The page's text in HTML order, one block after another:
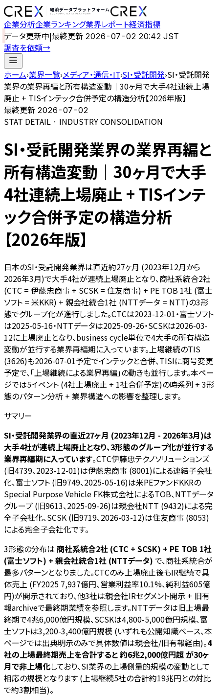
企業分析企業ランキング業界レポート経済指標
データ更新中|最終更新 2026-07-02 20:42 JST
調査を依頼→
ホーム›業界一覧›メディア・通信・IT›SI・受託開発›SI・受託開発
業界の業界再編と所有構造変動｜30ヶ月で大手4社連続上場
廃止 + TISインテック合併予定の構造分析【2026年版】
最終更新 2026-07-02
STAT DETAIL · INDUSTRY CONSOLIDATION
SI・受託開発業界の業界再編と
所有構造変動｜30ヶ月で大手
4社連続上場廃止 + TISインテ
ック合併予定の構造分析
【2026年版】
日本のSI・受託開発業界は直近約27ヶ月 (2023年12月から
2026年3月)で大手4社が連続上場廃止となり、商社系統合2社
(CTC = 伊藤忠商事 + SCSK = 住友商事) + PE TOB 1社 (富士
ソフト = 米KKR) + 親会社統合1社 (NTTデータ = NTT)の3形
態でグループ化が進行しました。CTCは2023-12-01・富士ソフト
は2025-05-16・NTTデータは2025-09-26・SCSKは2026-03-
12に上場廃止となり、business cycle単位で4大手の所有構造
変動が並行する業界再編期に入っています。上場継続のTIS
(3626)も2026-07-01予定でインテックと合併、TISIに商号変更
予定で、「上場継続による業界再編」の動きも並行します。本ペー
ジでは5イベント (4社上場廃止 + 1社合併予定)の時系列 + 3形
態のパターン分析 + 業界構造への影響を整理します。
サマリー
SI・受託開発業界の直近27ヶ月 (2023年12月 - 2026年3月)は
大手4社が連続上場廃止となり、3形態のグループ化が並行する
業界再編期に入っています。CTC伊藤忠テクノソリューションズ
(旧4739、2023-12-01)は伊藤忠商事 (8001)による連結子会社
化、富士ソフト (旧9749、2025-05-16)は米PEファンドKKRの
Special Purpose Vehicle FK株式会社によるTOB、NTTデータ
グループ (旧9613、2025-09-26)は親会社NTT (9432)による完
全子会社化、SCSK (旧9719、2026-03-12)は住友商事 (8053)
による完全子会社化です。
3形態の分布は 商社系統合2社 (CTC + SCSK) + PE TOB 1社
(富士ソフト) + 親会社統合1社 (NTTデータ) で、商社系統合が
最多パターンとなりました。CTCのみ上場廃止後もIR継続で具
体売上 (FY2025 7,937億円、営業利益率10.1%、純利益605億
円)が開示されており、他3社は親会社IRセグメント開示 + 旧有
報archiveで最終期業績を参照します。NTTデータは旧上場最
終期で4兆6,000億円規模、SCSKは4,800-5,000億円規模、富
士ソフトは3,200-3,400億円規模 (いずれも公開知識ベース、本
ページでは出典明示のみで具体数値は親会社/旧有報経由)。4
社の上場最終期売上を合計すると 約6兆2,000億円超 が30ヶ
月で非上場化しており、SI業界の上場側量的規模の変動として
相応の規模となります (上場継続5社の合計約19兆円との対比
で約3割相当)。